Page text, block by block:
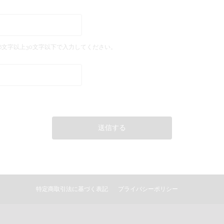
字以上30文字以下で入力してください。
特定商取引法に基づく表記 プライバシーポリシー